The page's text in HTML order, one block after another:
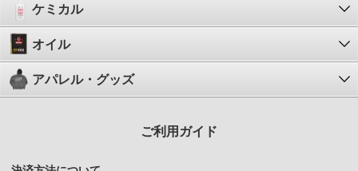
ケミカル
オイル
アパレル・グッズ
ご利用ガイド